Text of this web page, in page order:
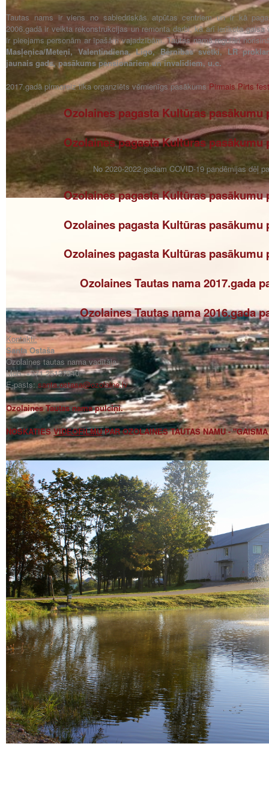
Tautas nams ir viens no sabiedriskās atpūtas centriem un ir kā
2006.gadā ir veikta rekonstrukcijas un remonta darbi, kā arī ierīkota
ir pieejams personām ar īpašām vajadzībām. Tautas namā regulāri
Masļeņica/Meteņi, Valentīndiena, Līgo, Bērnības svētki, LR
jaunais gads, pasākums pensionāriem un invalīdiem, u.c.
2017.gadā pirmoreiz tika organziēts vērnienīgs pasākums Pirmais Pirts
Ozolaines pagasta Kultūras pasākumu
Ozolaines pagasta Kultūras pasākumu
No 2020-2022.gadam COVID-19 pandēmijas dēļ
Ozolaines pagasta Kultūras pasākumu
Ozolaines pagasta Kultūras pasākumu
Ozolaines pagasta Kultūras pasākumu
Ozolaines Tautas nama 2017.gada
Ozolaines Tautas nama 2016.gada
Kontakti:
Santa Ostaša
Ozolaines tautas nama vadītāja
Mob. +371 25127340
E-pasts:santa.ostasa@ozolaine.lv
Ozolaines Tautas nama pulciņi.
NOSKATIESVIDEOFILMUPAR OZOLAINES TAUTAS NAMU -